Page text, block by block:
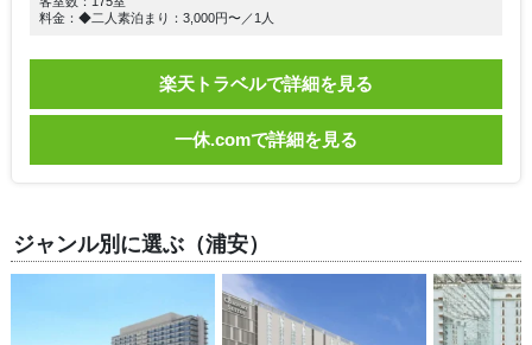
料金：◆二人素泊まり：3,000円〜／1人
楽天トラベルで詳細を見る
一休.comで詳細を見る
ジャンル別に選ぶ（浦安）